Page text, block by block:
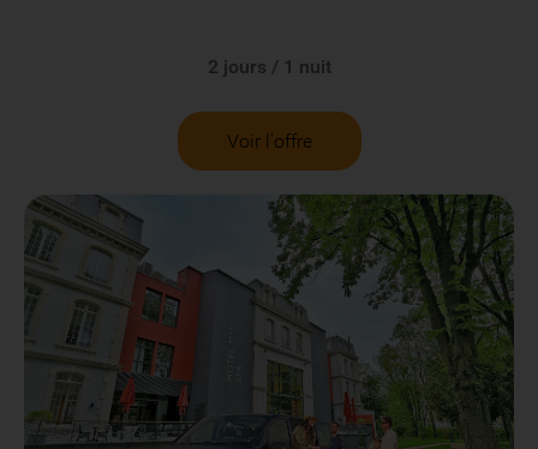
2 jours / 1 nuit
Voir l'offre